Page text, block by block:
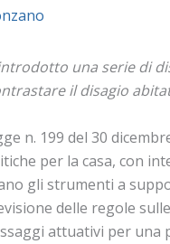
una serie di
il disagio
n. 199 del 30
per la casa, con
gli strumenti a
delle regole
attuativi per una